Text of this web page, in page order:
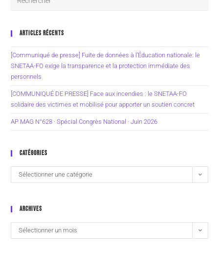
ARTICLES RÉCENTS
[Communiqué de presse] Fuite de données à l’Éducation nationale: le
SNETAA-FO exige la transparence et la protection immédiate des
personnels
[COMMUNIQUÉ DE PRESSE] Face aux incendies : le SNETAA-FO
solidaire des victimes et mobilisé pour apporter un soutien concret
AP MAG N°628 · Spécial Congrès National · Juin 2026
CATÉGORIES
Sélectionner une catégorie
ARCHIVES
Sélectionner un mois